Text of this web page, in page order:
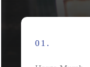
01.